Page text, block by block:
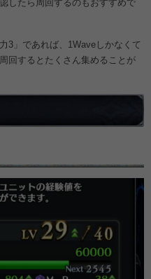
したら周回するのもおすすめで
3」であれば、1Waveしかなくて
回するとたくさん集めることが